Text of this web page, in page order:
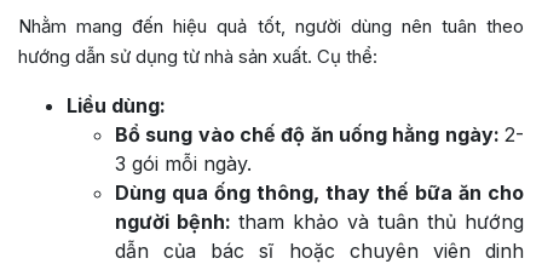
Nhằm mang đến hiệu quả tốt, người dùng nên tuân theo
hướng dẫn sử dụng từ nhà sản xuất. Cụ thể:
Liều dùng:
Bổ sung vào chế độ ăn uống hằng ngày: 2-
3 gói mỗi ngày.
Dùng qua ống thông, thay thế bữa ăn cho
người bệnh: tham khảo và tuân thủ hướng
dẫn của bác sĩ hoặc chuyên viên dinh